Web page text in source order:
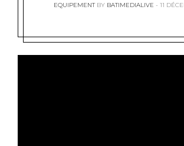
EQUIPEMENT BY BATIMEDIALIVE 11